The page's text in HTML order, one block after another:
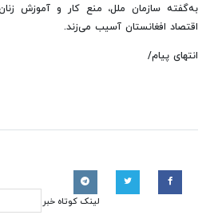
به‌گفته‌ سازمان ملل، منع کار و آموزش
اقتصاد افغانستان آسیب می‌زند.
انتهای پیام/
لینک کوتاه خبر